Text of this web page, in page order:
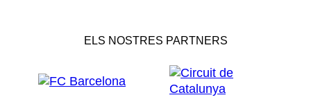
ELS NOSTRES PARTNERS